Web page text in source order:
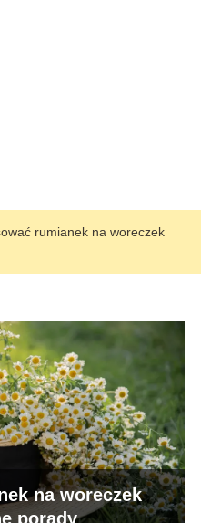
rumianek na woreczek
na woreczek
porady